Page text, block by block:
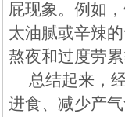
屁现象。例如
太油腻或辛辣
熬夜和过度劳累
总结起来，
进食、减少产